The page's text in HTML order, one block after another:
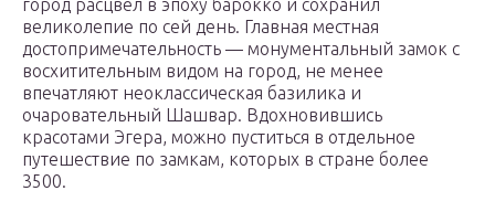
город расцвел в эпоху барокко и сохранил
великолепие по сей день. Главная местная
достопримечательность — монументальный замок с
восхитительным видом на город, не менее
впечатляют неоклассическая базилика и
очаровательный Шашвар. Вдохновившись
красотами Эгера, можно пуститься в отдельное
путешествие по замкам, которых в стране более
3500.